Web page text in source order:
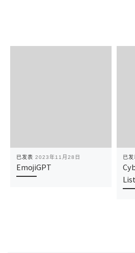
已发表 2023年11月28日
EmojiGPT
已发